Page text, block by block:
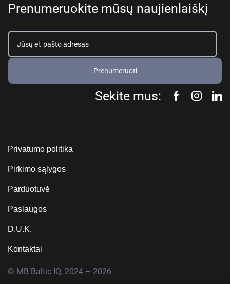
Prenumeruokite mūsų naujienlaiškį
Prenumeruoti
Sekite mus:
Privatumo politika
Pirkimo sąlygos
Parduotuvė
Paslaugos
D.U.K.
Kontaktai
© MB Baltic IQ, 2024 – 2026